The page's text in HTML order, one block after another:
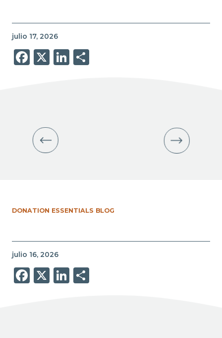
julio 17, 2026
Facebook
X LinkedIn
Share
DONATION ESSENTIALS BLOG
julio 16, 2026
Facebook
X LinkedIn
Share